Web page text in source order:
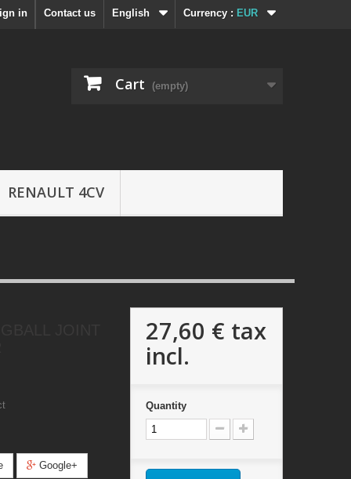
Currency : EUR
English
Contact us
in
Cart (empty)
RENAULT 4CV
Google+
27,60 € tax
incl.
Quantity